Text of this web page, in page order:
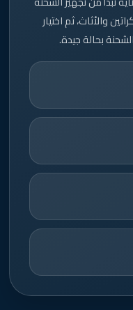
والأثاث، ثم اختيار
بحالة جيدة.